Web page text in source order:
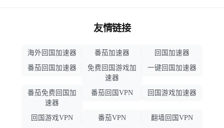
友情链接
海外回国加速器 番茄加速器
回国加速器
番茄回国加速器
免费回国游戏加
速器
一键回国加速器
番茄免费回国加
速器
番茄回国VPN 回国游戏加速器
回国游戏VPN 番茄VPN 翻墙回国VPN